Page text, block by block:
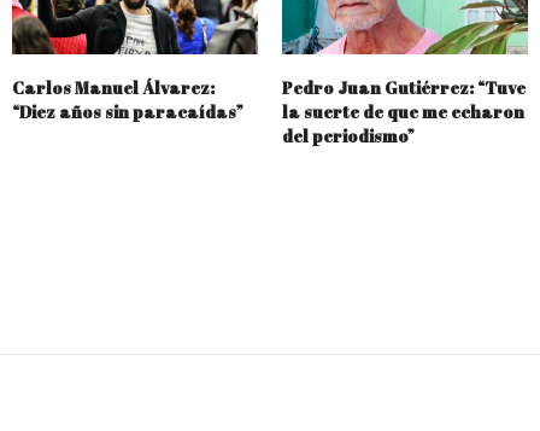
Carlos Manuel Álvarez:
“Diez años sin paracaídas”
Pedro Juan Gutiérrez: “Tuve
la suerte de que me echaron
del periodismo”